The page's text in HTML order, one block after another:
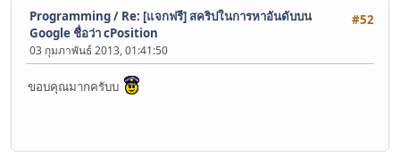
#52
Programming/ Re: [แจกฟรี] สคริปในการหาอันดับบน
Google ชื่อว่า cPosition
03 กุมภาพันธ์ 2013, 01:41:50
ขอบคุณมากครับบ